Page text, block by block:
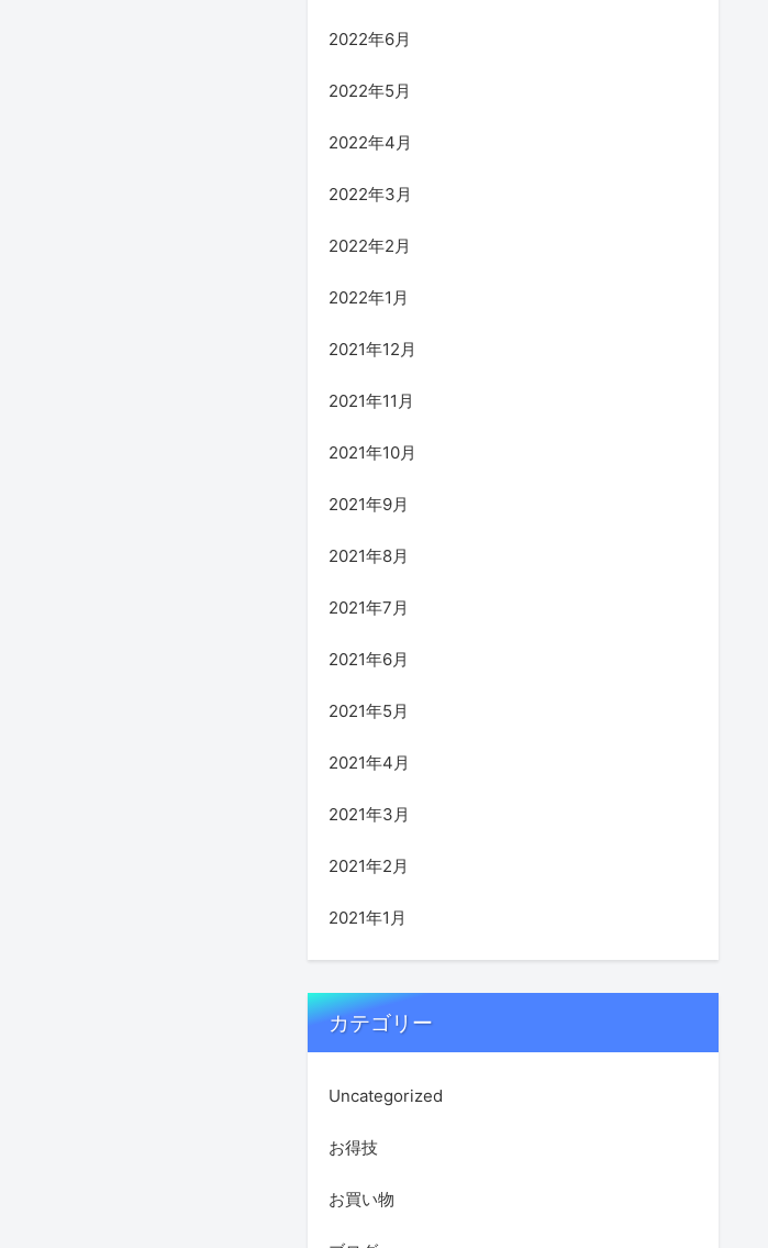
2022年6月
2022年5月
2022年4月
2022年3月
2022年2月
2022年1月
2021年12月
2021年11月
2021年10月
2021年9月
2021年8月
2021年7月
2021年6月
2021年5月
2021年4月
2021年3月
2021年2月
2021年1月
カテゴリー
Uncategorized
お得技
お買い物